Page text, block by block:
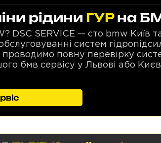
рідини ГУРна
DSC SERVICE — сто bmw Київ
систем
проводимо повну перевірку
бмв сервісу у Львові або